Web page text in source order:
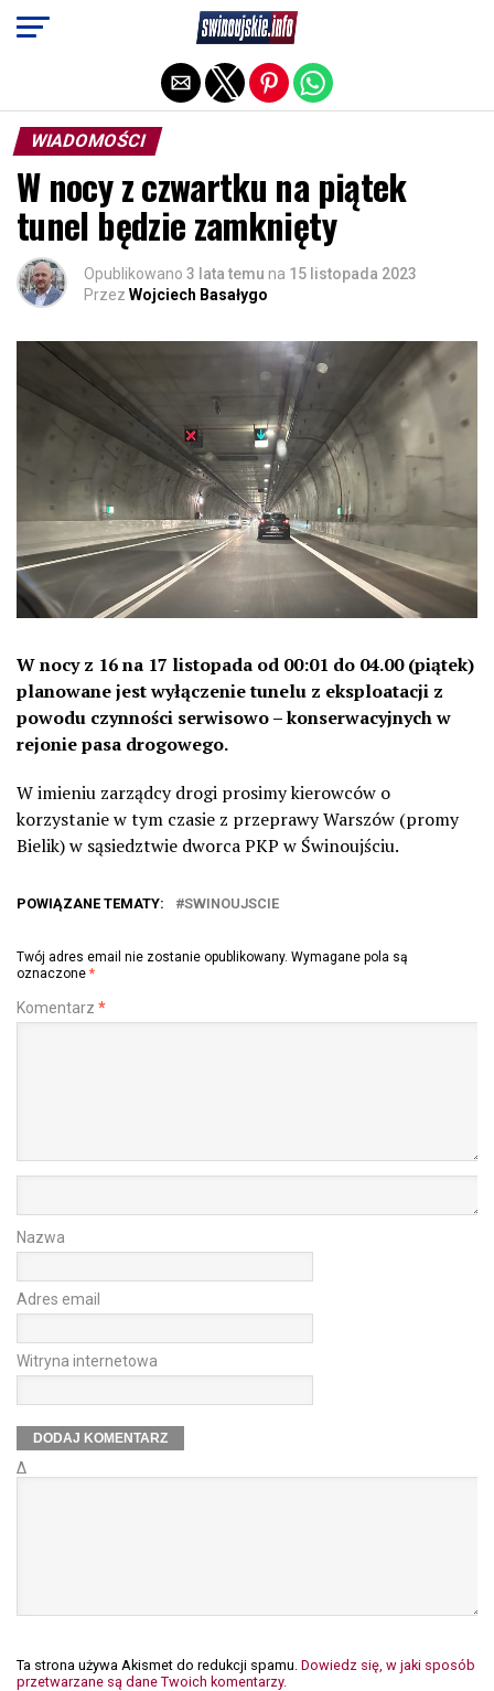
WIADOMOŚCI
W nocy z czwartku na piątek
tunel będzie zamknięty
Opublikowano 3 lata temu na 15 listopada 2023
Przez Wojciech Basałygo
W nocy z 16 na 17 listopada od 00:01 do 04.00 (piątek)
planowane jest wyłączenie tunelu z eksploatacji z
powodu czynności serwisowo – konserwacyjnych w
rejonie pasa drogowego.
W imieniu zarządcy drogi prosimy kierowców o
korzystanie w tym czasie z przeprawy Warszów (promy
Bielik) w sąsiedztwie dworca PKP w Świnoujściu.
POWIĄZANE TEMATY: SWINOUJSCIE
Twój adres email nie zostanie opublikowany. Wymagane pola są
oznaczone *
Komentarz *
Nazwa
Adres email
Witryna internetowa
Δ
Ta strona używa Akismet do redukcji spamu. Dowiedz się, w jaki sposób
przetwarzane są dane Twoich komentarzy.
Exit mobile version